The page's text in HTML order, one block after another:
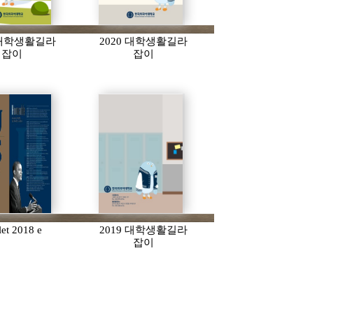
학생활길라
잡이
2020 대학생활길라
잡이
2018 e
2019 대학생활길라
잡이